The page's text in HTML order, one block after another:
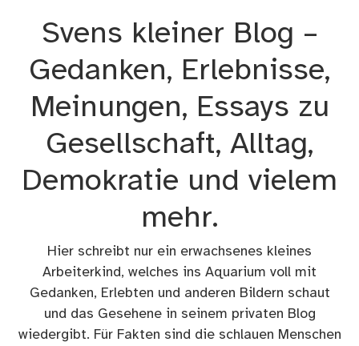
Svens kleiner Blog –
Gedanken, Erlebnisse,
Meinungen, Essays zu
Gesellschaft, Alltag,
Demokratie und vielem
mehr.
Hier schreibt nur ein erwachsenes kleines
Arbeiterkind, welches ins Aquarium voll mit
Gedanken, Erlebten und anderen Bildern schaut
und das Gesehene in seinem privaten Blog
wiedergibt. Für Fakten sind die schlauen Menschen